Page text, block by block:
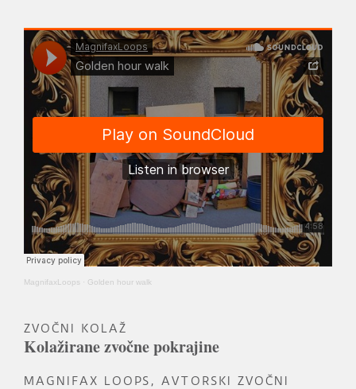
MagnifaxLoops · Golden hour walk
ZVOČNI KOLAŽ
Kolažirane zvočne pokrajine
MAGNIFAX LOOPS, AVTORSKI ZVOČNI